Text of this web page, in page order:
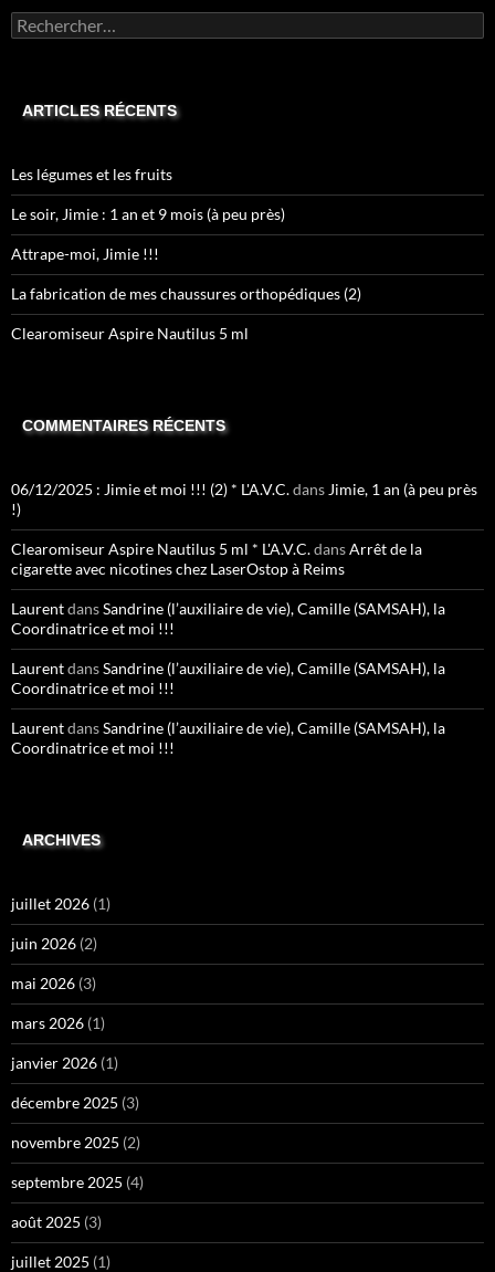
Rechercher :
ARTICLES RÉCENTS
Les légumes et les fruits
Le soir, Jimie : 1 an et 9 mois (à peu près)
Attrape-moi, Jimie !!!
La fabrication de mes chaussures orthopédiques (2)
Clearomiseur Aspire Nautilus 5 ml
COMMENTAIRES RÉCENTS
06/12/2025 : Jimie et moi !!! (2) * L'A.V.C.dans Jimie, 1 an (à peu près
!)
Clearomiseur Aspire Nautilus 5 ml * L'A.V.C.dansArrêt de la
cigarette avec nicotines chez LaserOstop à Reims
LaurentdansSandrine (l’auxiliaire de vie), Camille (SAMSAH), la
Coordinatrice et moi !!!
LaurentdansSandrine (l’auxiliaire de vie), Camille (SAMSAH), la
Coordinatrice et moi !!!
LaurentdansSandrine (l’auxiliaire de vie), Camille (SAMSAH), la
Coordinatrice et moi !!!
ARCHIVES
juillet 2026 (1)
juin 2026 (2)
mai 2026 (3)
mars 2026 (1)
janvier 2026 (1)
décembre 2025 (3)
novembre 2025 (2)
septembre 2025 (4)
août 2025 (3)
juillet 2025 (1)